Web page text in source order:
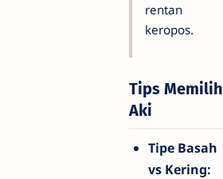
rentan
keropos.
Tips Memilih
Aki
Tipe Basah
vs Kering: